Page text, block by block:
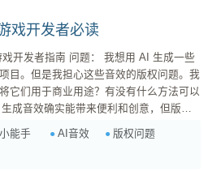
戏开发者必读
我想用 AI 生成一些
目。但是我担心这些音效的版权问题。我
它们用于商业用途？有没有什么方法可以
解 AI 音效生成平台的授权条款： ...
能手 AI音效
版权问题